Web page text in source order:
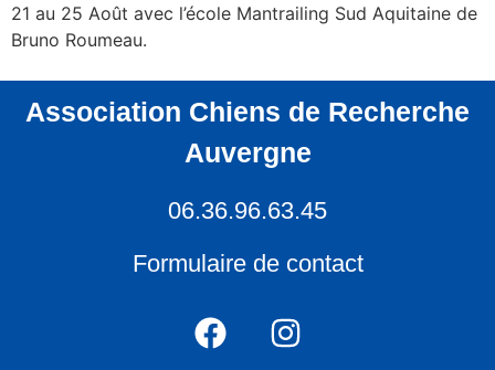
21 au 25 Août avec l’école Mantrailing Sud Aquitaine de
Bruno Roumeau.
Association Chiens de Recherche
Auvergne
06.36.96.63.45
Formulaire de contact